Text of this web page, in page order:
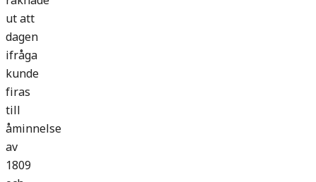
ut att
dagen
ifråga
kunde
firas
till
åminnelse
av
1809